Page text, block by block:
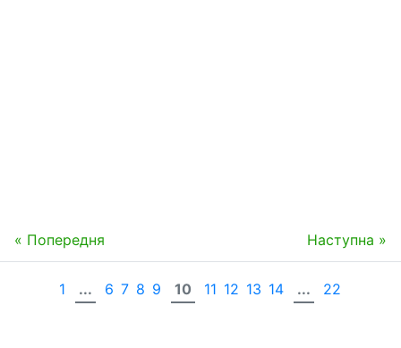
« Попередня Наступна »
1 ... 6 7 8 9 10 11 12 13 14 ... 22